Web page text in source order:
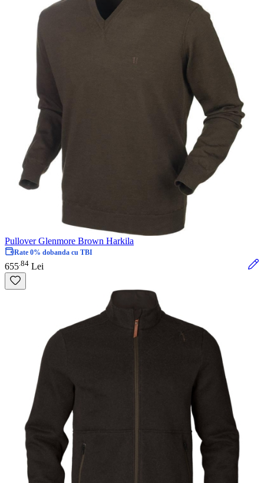
Pullover Glenmore Brown Harkila
Rate 0% dobanda cu TBI
655 84 Lei